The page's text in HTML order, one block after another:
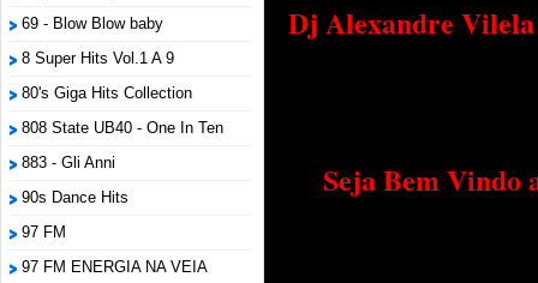
69 - Blow Blow baby
8 Super Hits Vol.1 A 9
80's Giga Hits Collection
808 State UB40 - One In Ten
883 - Gli Anni
90s Dance Hits
97 FM
97 FM ENERGIA NA VEIA
Dj Alexandre Vilela
Seja Bem Vindo